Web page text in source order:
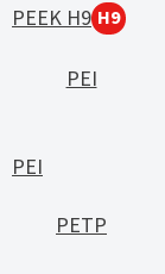
PEEK H9 H9
PEI
PEI
PETP